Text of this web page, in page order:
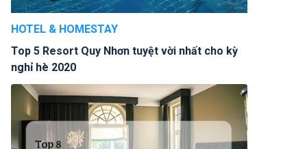
HOTEL & HOMESTAY
Top 5 Resort Quy Nhơn tuyệt vời nhất cho kỳ
nghỉ hè 2020